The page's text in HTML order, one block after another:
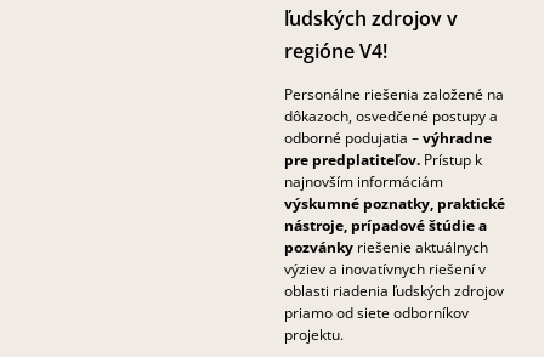
ľudských zdrojov v
regióne V4!
Personálne riešenia založené na
dôkazoch, osvedčené postupy a
odborné podujatia –výhradne
pre predplatiteľov. Prístup k
najnovším informáciám
výskumné poznatky, praktické
nástroje, prípadové štúdie a
pozvánky riešenie aktuálnych
výziev a inovatívnych riešení v
oblasti riadenia ľudských zdrojov
priamo od siete odborníkov
projektu.